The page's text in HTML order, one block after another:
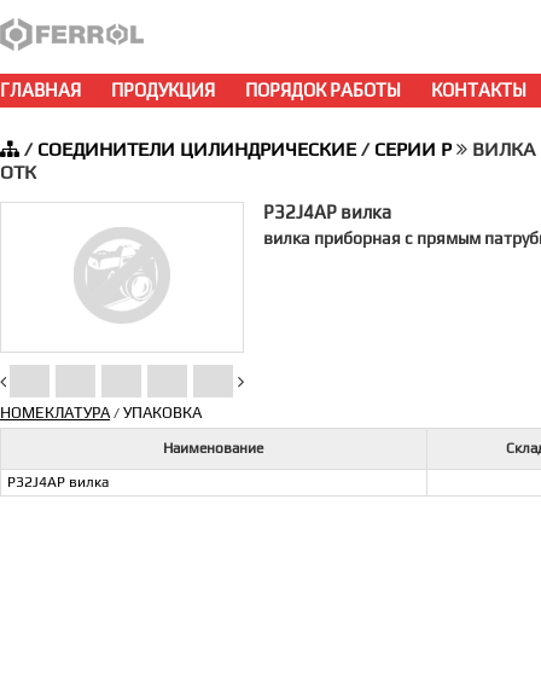
ГЛАВНАЯ ПРОДУКЦИЯ ПОРЯДОК РАБОТЫ КОНТАКТЫ
/ СОЕДИНИТЕЛИ ЦИЛИНДРИЧЕСКИЕ/ СЕРИИ P
ВИЛКА
ОТК
P32J4AP вилка
вилка приборная с прямым
НОМЕКЛАТУРА/ УПАКОВКА
Наименование
P32J4AP вилка